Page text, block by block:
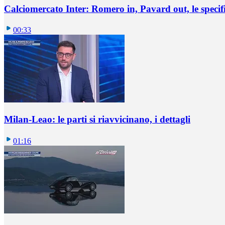
Calciomercato Inter: Romero in, Pavard out, le
00:33
Milan-Leao: le parti si riavvicinano, i dettagli
01:16